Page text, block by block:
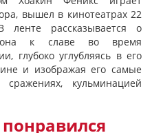
вышел в кинотеатрах 22
рассказывается о
к славе во время
глубоко углубляясь в его
и изображая его самые
кульминацией